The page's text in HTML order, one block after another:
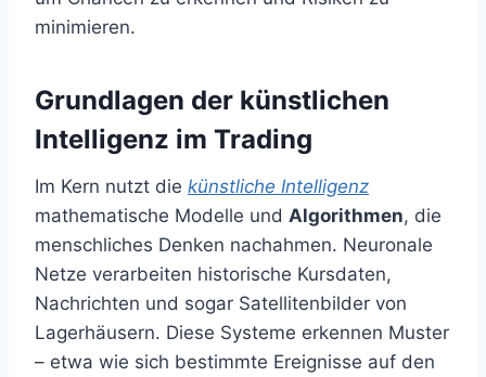
minimieren.
Grundlagen der künstlichen
Intelligenz im Trading
Im Kern nutzt die künstliche Intelligenz
mathematische Modelle und Algorithmen, die
menschliches Denken nachahmen. Neuronale
Netze verarbeiten historische Kursdaten,
Nachrichten und sogar Satellitenbilder von
Lagerhäusern. Diese Systeme erkennen Muster
– etwa wie sich bestimmte Ereignisse auf den